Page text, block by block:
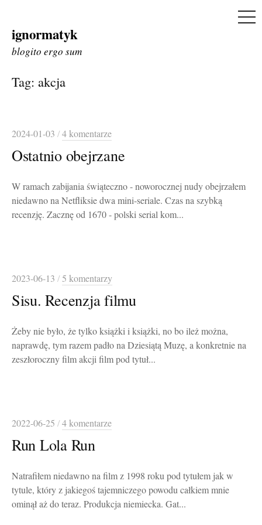
Skip
to
ignormatyk
blogito ergo sum
Tag: akcja
2024-01-03 /4 komentarze
Ostatnio obejrzane
W ramach zabijania świąteczno - noworocznej nudy obejrzałem
niedawno na Netfliksie dwa mini-seriale. Czas na szybką
recenzję. Zacznę od 1670 - polski serial kom...
2023-06-13 /5 komentarzy
Sisu. Recenzja filmu
Żeby nie było, że tylko książki i książki, no bo ileż można,
naprawdę, tym razem padło na Dziesiątą Muzę, a konkretnie na
zeszłoroczny film akcji film pod tytuł...
2022-06-25 /4 komentarze
Run Lola Run
Natrafiłem niedawno na film z 1998 roku pod tytułem jak w
tytule, który z jakiegoś tajemniczego powodu całkiem mnie
ominął aż do teraz. Produkcja niemiecka. Gat...